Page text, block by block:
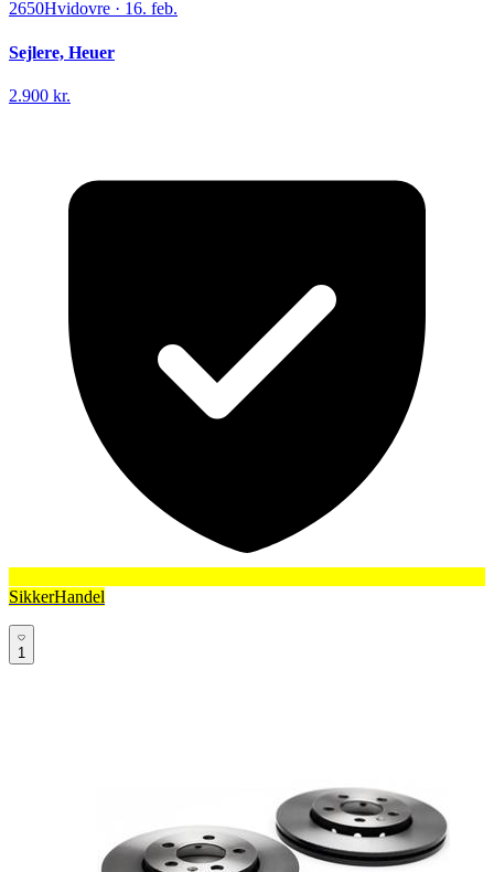
2650Hvidovre · 16. feb.
Sejlere, Heuer
2.900 kr.
SikkerHandel
1